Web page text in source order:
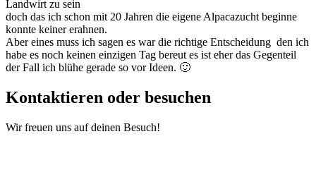
Landwirt zu sein
doch das ich schon mit 20 Jahren die eigene Alpacazucht beginne
konnte keiner erahnen.
Aber eines muss ich sagen es war die richtige Entscheidung den ich
habe es noch keinen einzigen Tag bereut es ist eher das Gegenteil
der Fall ich blühe gerade so vor Ideen. 🙂
Kontaktieren oder besuchen
Wir freuen uns auf deinen Besuch!